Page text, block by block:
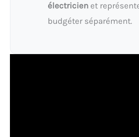
électricien et
budgéter séparément.